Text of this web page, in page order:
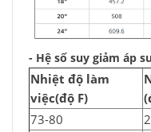
- Hệ số suy giảm áp
Nhiệt độ làm
việc(độ F)
73-80